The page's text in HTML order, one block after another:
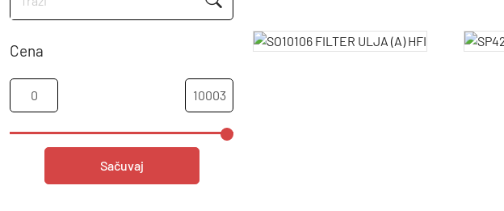
Cena
Sačuvaj